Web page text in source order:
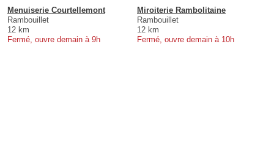
Menuiserie Courtellemont
Rambouillet
12 km
Fermé, ouvre demain à 9h
Miroiterie Rambolitaine
Rambouillet
12 km
Fermé, ouvre demain à 10h